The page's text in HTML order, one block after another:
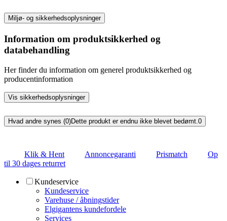
Miljø- og sikkerhedsoplysninger
Information om produktsikkerhed og
databehandling
Her finder du information om generel produktsikkerhed og
producentinformation
Vis sikkerhedsoplysninger
Hvad andre synes (0)Dette produkt er endnu ikke blevet bedømt. 0
Klik & Hent Annoncegaranti Prismatch
Op
til 30 dages returret
Kundeservice
Kundeservice
Varehuse / åbningstider
Elgigantens kundefordele
Services